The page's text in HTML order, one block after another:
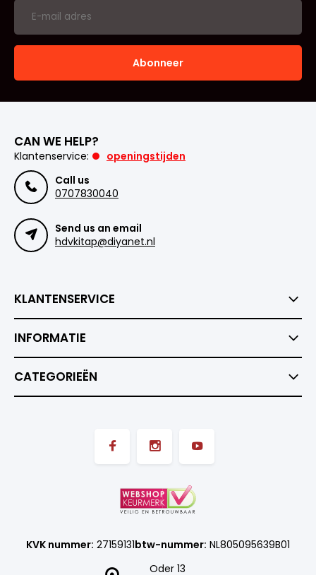
Abonneer
CAN WE HELP?
Klantenservice:
openingstijden
Call us
0707830040
Send us an email
hdvkitap@diyanet.nl
KLANTENSERVICE
INFORMATIE
CATEGORIEËN
Oder 13
KVK nummer: 27159131btw-nummer: NL805095639B01